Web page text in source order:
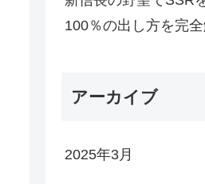
100％の出し方を完全
アーカイブ
2025年3月